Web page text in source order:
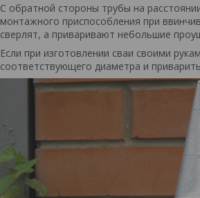
С обратной стороны трубы на
монтажного приспособления при
сверлят, а приваривают небольшие
Если при изготовлении сваи своими
соответствующего диаметра и